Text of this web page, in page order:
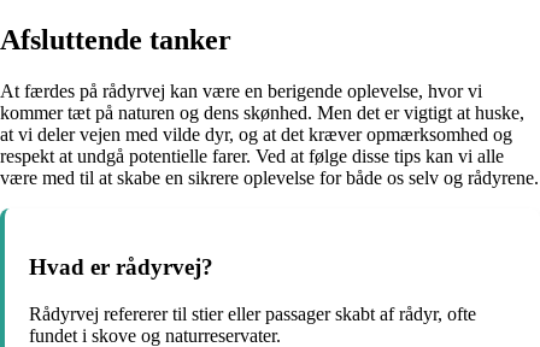
Afsluttende tanker
At færdes på rådyrvej kan være en berigende oplevelse, hvor vi
kommer tæt på naturen og dens skønhed. Men det er vigtigt at huske,
at vi deler vejen med vilde dyr, og at det kræver opmærksomhed og
respekt at undgå potentielle farer. Ved at følge disse tips kan vi alle
være med til at skabe en sikrere oplevelse for både os selv og rådyrene.
Hvad er rådyrvej?
Rådyrvej refererer til stier eller passager skabt af rådyr, ofte
fundet i skove og naturreservater.